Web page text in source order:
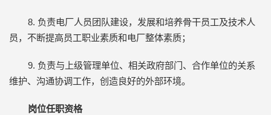
8. 负责电厂人员团队建设，发展和培养骨干员工及技术人
员，不断提高员工职业素质和电厂整体素质；
9. 负责与上级管理单位、相关政府部门、合作单位的关系
维护、沟通协调工作，创造良好的外部环境。
岗位任职资格